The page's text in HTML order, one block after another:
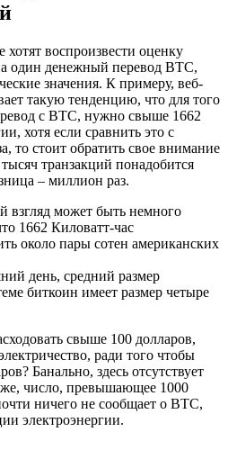
воспроизвести оценку
один денежный перевод ВТС,
значения. К примеру, веб-
такую тенденцию, что для того
с ВТС, нужно свыше 1662
хотя если сравнить это с
то стоит обратить свое внимание
тысяч транзакций понадобится
– миллион раз.
взгляд может быть немного
1662 Киловатт-час
около пары сотен американских
день, средний размер
биткоин имеет размер четыре
свыше 100 долларов,
ради того чтобы
Банально, здесь отсутствует
число, превышающее 1000
ничего не сообщает о ВТС,
электроэнергии.